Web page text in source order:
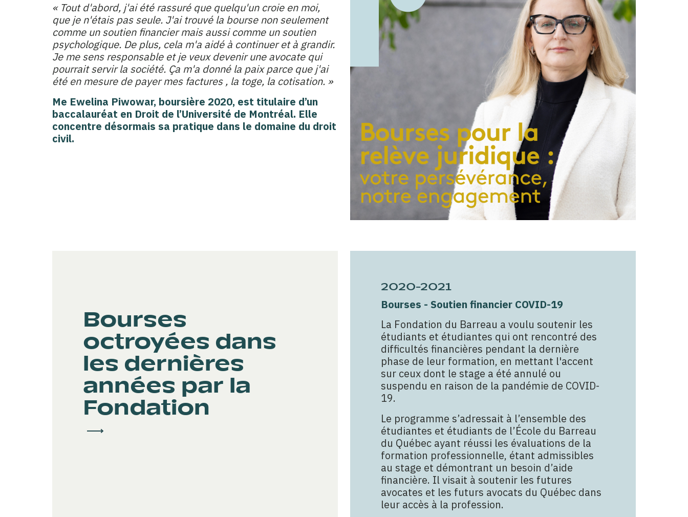
« Tout d'abord, j'ai été rassuré que quelqu'un croie en moi,
que je n'étais pas seule. J'ai trouvé la bourse non seulement
comme un soutien financier mais aussi comme un soutien
psychologique. De plus, cela m'a aidé à continuer et à grandir.
Je me sens responsable et je veux devenir une avocate qui
pourrait servir la société. Ça m'a donné la paix parce que j'ai
été en mesure de payer mes factures , la toge, la cotisation. »
Me Ewelina Piwowar, boursière 2020, est titulaire d’un
baccalauréat en Droit de l’Université de Montréal. Elle
concentre désormais sa pratique dans le domaine du droit
civil.
Bourses
octroyées dans
les dernières
années par la
Fondation
2020-2021
Bourses - Soutien financier COVID-19
La Fondation du Barreau a voulu soutenir les
étudiants et étudiantes qui ont rencontré des
difficultés financières pendant la dernière
phase de leur formation, en mettant l'accent
sur ceux dont le stage a été annulé ou
suspendu en raison de la pandémie de COVID-
19.
Le programme s’adressait à l’ensemble des
étudiantes et étudiants de l’École du Barreau
du Québec ayant réussi les évaluations de la
formation professionnelle, étant admissibles
au stage et démontrant un besoin d’aide
financière. Il visait à soutenir les futures
avocates et les futurs avocats du Québec dans
leur accès à la profession.